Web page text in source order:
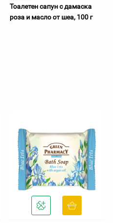
Тоалетен сапун с дамаска
роза и масло от шеа, 100 г